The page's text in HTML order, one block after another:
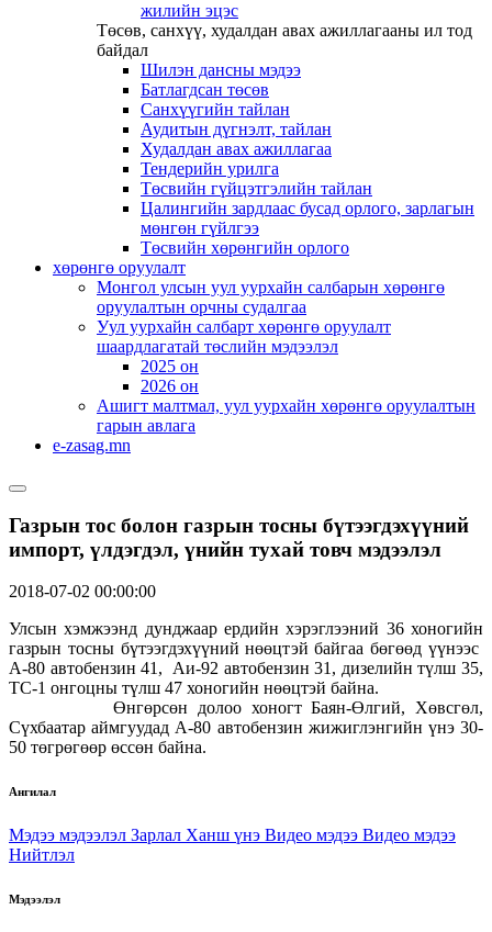
жилийн эцэс
Төсөв, санхүү, худалдан авах ажиллагааны ил тод
байдал
Шилэн дансны мэдээ
Батлагдсан төсөв
Санхүүгийн тайлан
Аудитын дүгнэлт, тайлан
Худалдан авах ажиллагаа
Тендерийн урилга
Төсвийн гүйцэтгэлийн тайлан
Цалингийн зардлаас бусад орлого, зарлагын
мөнгөн гүйлгээ
Төсвийн хөрөнгийн орлого
хөрөнгө оруулалт
Монгол улсын уул уурхайн салбарын хөрөнгө
оруулалтын орчны судалгаа
Уул уурхайн салбарт хөрөнгө оруулалт
шаардлагатай төслийн мэдээлэл
2025 он
2026 он
Ашигт малтмал, уул уурхайн хөрөнгө оруулалтын
гарын авлага
e-zasag.mn
Газрын тос болон газрын тосны бүтээгдэхүүний
импорт, үлдэгдэл, үнийн тухай товч мэдээлэл
2018-07-02 00:00:00
Улсын хэмжээнд дунджаар ердийн хэрэглээний 36 хоногийн
газрын тосны бүтээгдэхүүний нөөцтэй байгаа бөгөөд үүнээс
А-80 автобензин 41, Аи-92 автобензин 31, дизелийн түлш 35,
ТС-1 онгоцны түлш 47 хоногийн нөөцтэй байна.
Өнгөрсөн долоо хоногт Баян-Өлгий, Хөвсгөл,
Сүхбаатар аймгуудад А-80 автобензин жижиглэнгийн үнэ 30-
50 төгрөгөөр өссөн байна.
Ангилал
Мэдээ мэдээлэл Зарлал Ханш үнэ Видео мэдээ Видео мэдээ
Нийтлэл
Мэдээлэл